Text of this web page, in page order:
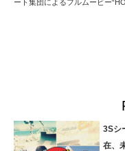
ート集団によるフルムービー
3Sシ
在、